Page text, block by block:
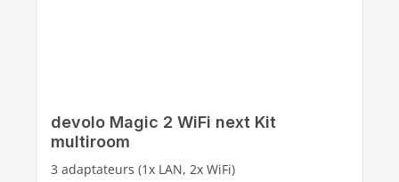
devolo Magic 2 WiFi next Kit
multiroom
3 adaptateurs (1x LAN, 2x WiFi)